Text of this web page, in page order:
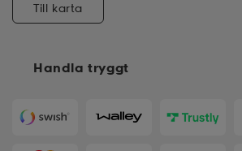
Handla tryggt
Till karta